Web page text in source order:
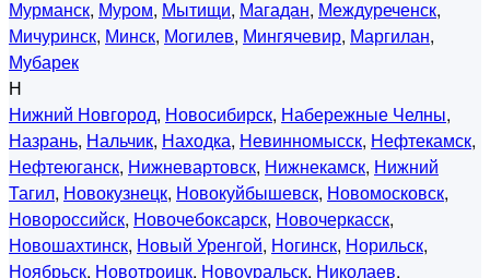
Мурманск, Муром, Мытищи, Магадан, Междуреченск,
Мичуринск, Минск, Могилев, Мингячевир, Маргилан,
Мубарек
Н
Нижний Новгород, Новосибирск, Набережные Челны,
Назрань, Нальчик, Находка, Невинномысск, Нефтекамск,
Нефтеюганск, Нижневартовск, Нижнекамск, Нижний
Тагил, Новокузнецк, Новокуйбышевск, Новомосковск,
Новороссийск, Новочебоксарск, Новочеркасск,
Новошахтинск, Новый Уренгой, Ногинск, Норильск,
Ноябрьск, Новотроицк, Новоуральск, Николаев,